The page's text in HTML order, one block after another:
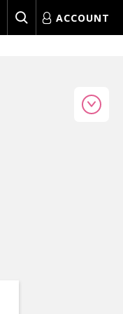
ACCOUNT